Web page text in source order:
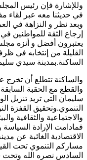
وللإشارة فإن رئيس
في حديثنا معه عبر لقاء
وبعد نظر و النزاهة في
إرجاع الثقة للمواطنين
يعتبرون أفضل و أنزه
القليلة من إنتخابه في
الساكنة.بمدبنة سيدي
والساكنة تتطلع أن تخرج
والقطع مع الحقبة
سليمان التي تريد تنزيل
التنموي.وتحقيق القفزة
والاجتماعية والثقافية
فمادامت الإرادة
الاقتصادية الغائبة عن
مساركم التنموي تحت
السادس نصره الله وتحت